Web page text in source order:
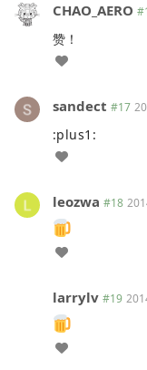
CHAO_AERO
赞！
sandect #17
:plus1:
leozwa #18
larrylv #19